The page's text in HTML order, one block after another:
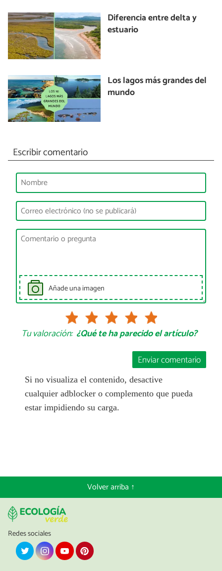
Diferencia entre delta y
estuario
Los lagos más grandes del
mundo
Escribir comentario
Añade una imagen
Tu valoración: ¿Qué te ha parecido el artículo?
Enviar comentario
Si no visualiza el contenido, desactive
cualquier adblocker o complemento que pueda
estar impidiendo su carga.
Volver arriba ↑
Redes sociales